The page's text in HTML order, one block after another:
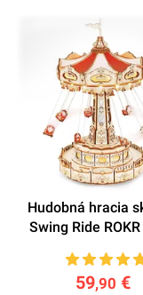
Hudobná hracia
Swing Ride
59,90 €